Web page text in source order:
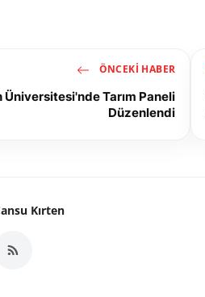
ÖNCEKI HABER
Üniversitesi'nde Tarım Paneli
Düzenlendi
Kırten